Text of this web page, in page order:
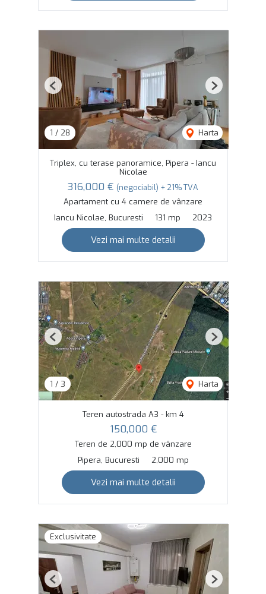
1 / 28 Harta
Previous Next
Triplex, cu terase panoramice, Pipera - Iancu
Nicolae
316,000 € (negociabil) + 21% TVA
Apartament cu 4 camere de vânzare
Iancu Nicolae, Bucuresti
131 mp 2023
Vezi mai multe detalii
1 / 3 Harta
Previous Next
Teren autostrada A3 - km 4
150,000 €
Teren de 2,000 mp de vânzare
Pipera, Bucuresti
2,000 mp
Vezi mai multe detalii
Exclusivitate
Previous Next